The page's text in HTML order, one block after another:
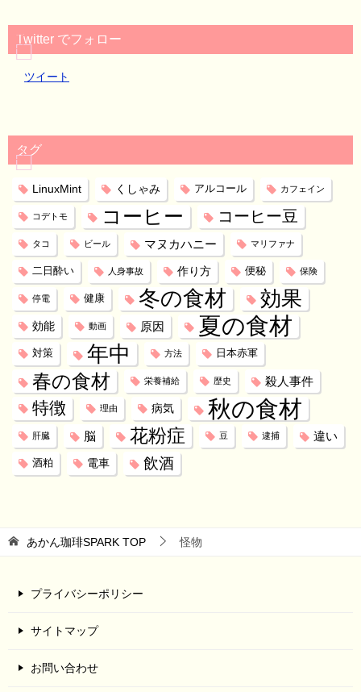
Twitter でフォロー
ツイート
タグ
LinuxMint くしゃみ アルコール カフェイン
コデトモ コーヒー コーヒー豆
タコ ビール マヌカハニー マリファナ
二日酔い 人身事故 作り方 便秘 保険
停電 健康 冬の食材 効果
効能 動画 原因 夏の食材
対策 年中 方法 日本赤軍
春の食材 栄養補給 歴史 殺人事件
特徴 理由 病気 秋の食材
肝臓 脳 花粉症 豆 逮捕 違い
酒粕 電車 飲酒
あかん珈琲SPARK TOP 怪物
プライバシーポリシー
サイトマップ
お問い合わせ